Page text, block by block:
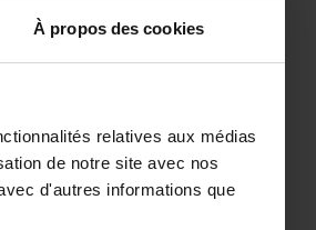
À propos des cookies
relatives aux médias
de notre site avec nos
d'autres informations que